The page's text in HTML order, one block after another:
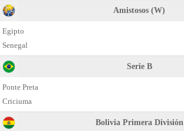
Amistosos (W)
Egipto
Senegal
Serie B
Ponte Preta
Criciuma
Bolivia Primera División